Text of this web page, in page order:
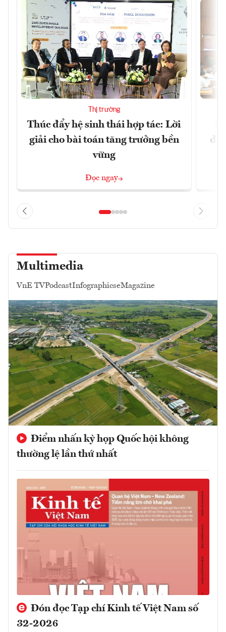
Thị trường
Thúc đẩy hệ sinh thái hợp tác: Lời
giải cho bài toán tăng trưởng bền
vững
Đọc ngay
Multimedia
VnE TVPodcastInfographicseMagazine
Điểm nhấn kỳ họp Quốc hội không
thường lệ lần thứ nhất
Đón đọc Tạp chí Kinh tế Việt Nam số
32-2026